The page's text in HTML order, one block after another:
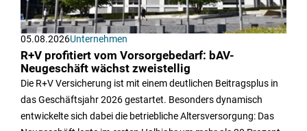
05.08.2026Unternehmen
R+V profitiert vom Vorsorgebedarf: bAV-
Neugeschäft wächst zweistellig
Die R+V Versicherung ist mit einem deutlichen Beitragsplus in
das Geschäftsjahr 2026 gestartet. Besonders dynamisch
entwickelte sich dabei die betriebliche Altersversorgung: Das